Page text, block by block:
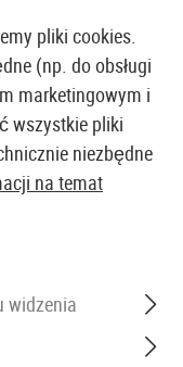
pliki cookies.
(np. do obsługi
marketingowym i
wszystkie pliki
niezbędne
na temat
widzenia